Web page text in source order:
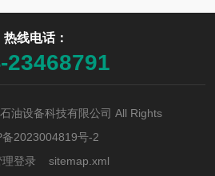
热线电话：
23468791
油设备科技有限公司 All Rights
备2023004819号-2
理登录 sitemap.xml